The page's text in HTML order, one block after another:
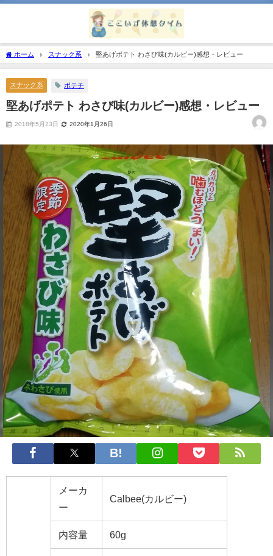
ホーム スナック系 堅あげポテト わさび味(カルビー)感想・レビュー
スナック系 ポテチ
堅あげポテト わさび味(カルビー)感想・レビュー
2018年5月23日 2020年1月26日
メーカ
ー
Calbee(カルビー)
内容量 60g